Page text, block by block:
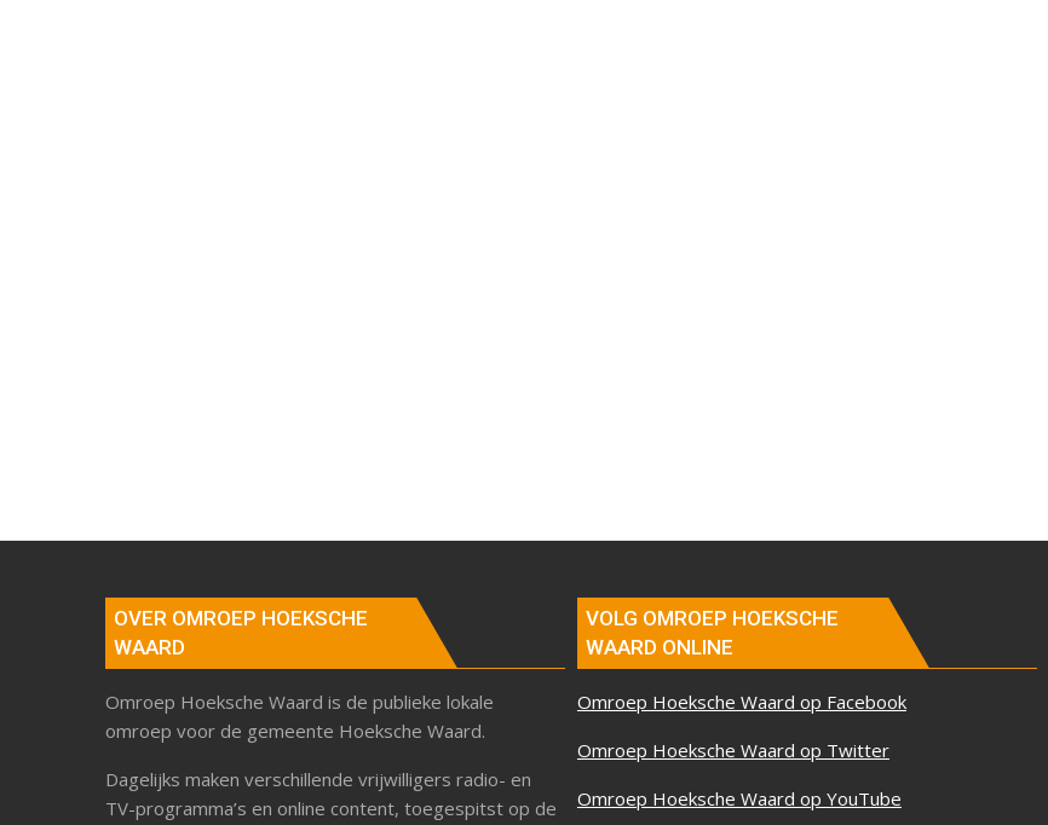
OVER OMROEP HOEKSCHE
WAARD
Omroep Hoeksche Waard is de publieke lokale
omroep voor de gemeente Hoeksche Waard.
Dagelijks maken verschillende vrijwilligers radio- en
TV-programma’s en online content, toegespitst op de
VOLG OMROEP HOEKSCHE
WAARD ONLINE
Omroep Hoeksche Waard op Facebook
Omroep Hoeksche Waard op Twitter
Omroep Hoeksche Waard op YouTube